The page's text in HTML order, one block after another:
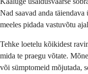
Nad saavad anda
meeles pidada vastuvõtu
Tehke loetelu kõikidest
mida te praegu võtate.
või sümptomeid mõjutada,